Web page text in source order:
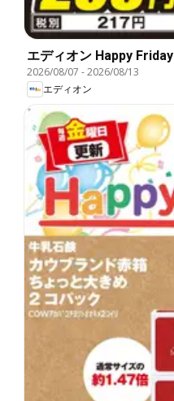
エディオン Happy Friday
2026/08/07 -2026/08/13
エディオン